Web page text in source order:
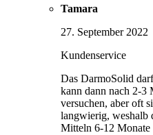
Tamara
27. September 2022
Kundenservice
Das DarmoSolid
kann dann nach 2-3
versuchen, aber oft
langwierig, weshalb
Mitteln 6-12 Monate